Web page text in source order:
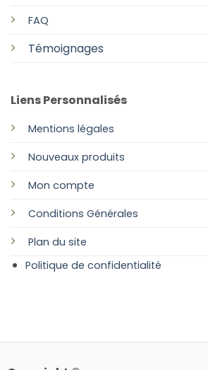
FAQ
Témoignages
Liens Personnalisés
Mentions légales
Nouveaux produits
Mon compte
Conditions Générales
Plan du site
Politique de confidentialité